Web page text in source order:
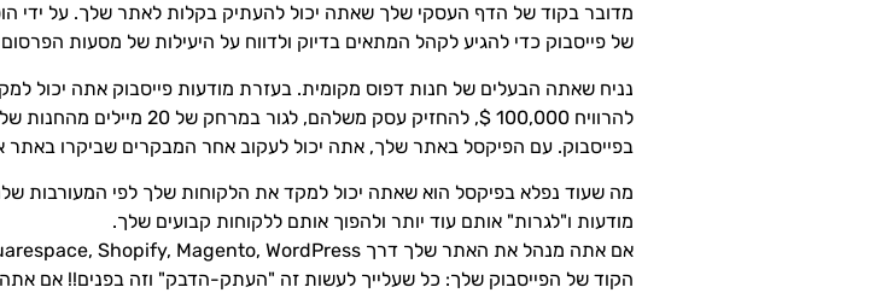
מדובר בקוד של הדף העסקי שלך שאתה יכול להעתיק בקלות לאתר שלך. על ידי
של פייסבוק כדי להגיע לקהל המתאים בדיוק ולדווח על היעילות של מסעות
נניח שאתה הבעלים של חנות דפוס מקומית. בעזרת מודעות פייסבוק אתה יכול
להרוויח 100,000 $, להחזיק
בפייסבוק. עם הפיקסל באתר שלך, אתה יכול לעקוב אחר המבקרים שביקרו
מה שעוד נפלא בפיקסל הוא שאתה יכול למקד את הלקוחות שלך לפי המעורבות
מודעות ו"לגרות" אותם עוד יותר ולהפוך אותם ללקוחות קבועים שלך.
הקוד של הפייסבוק שלך: כל שעלייך לעשות זה "העתק-הדבק" וזה בפנים!! אם אתה